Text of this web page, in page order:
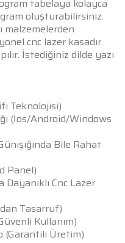
tabelaya kolayca
oluşturabilirsiniz.
malzemelerden
cnc lazer kasadır.
İstediğiniz dilde yazı
Teknolojisi)
(İos/Android/Windows
Bile Rahat
Panel)
Cnc Lazer
Tasarruf)
Kullanım)
(Garantili Üretim)